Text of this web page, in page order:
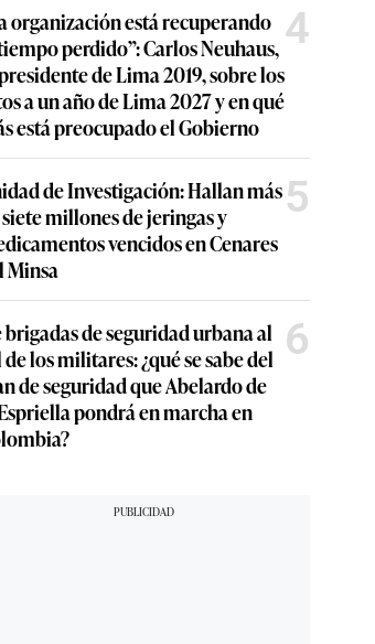
organización está recuperando
perdido”: Carlos Neuhaus,
de Lima 2019, sobre los
a un año de Lima 2027 y en qué
está preocupado el Gobierno
4
de Investigación: Hallan más
millones de jeringas y
vencidos en Cenares
Minsa
5
brigadas de seguridad urbana al
los militares: ¿qué se sabe del
de seguridad que Abelardo de
pondrá en marcha en
6